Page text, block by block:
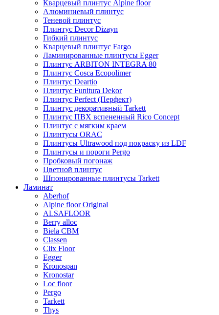
Кварцевый плинтус Alpine floor
Алюминиевый плинтус
Теневой плинтус
Плинтус Decor Dizayn
Гибкий плинтус
Кварцевый плинтус Fargo
Ламинированные плинтусы Egger
Плинтус ARBITON INTEGRA 80
Плинтус Cosca Ecopolimer
Плинтус Deartio
Плинтус Funitura Dekor
Плинтус Perfect (Перфект)
Плинтус декоративный Tarkett
Плинтус ПВХ вспененный Rico Concept
Плинтус с мягким краем
Плинтусы ORAC
Плинтусы Ultrawood под покраску из LDF
Плинтусы и пороги Pergo
Пробковый погонаж
Цветной плинтус
Шпонированные плинтусы Tarkett
Ламинат
Aberhof
Alpine floor Original
ALSAFLOOR
Berry alloc
Biela CBM
Classen
Clix Floor
Egger
Kronospan
Kronostar
Loc floor
Pergo
Tarkett
Thys